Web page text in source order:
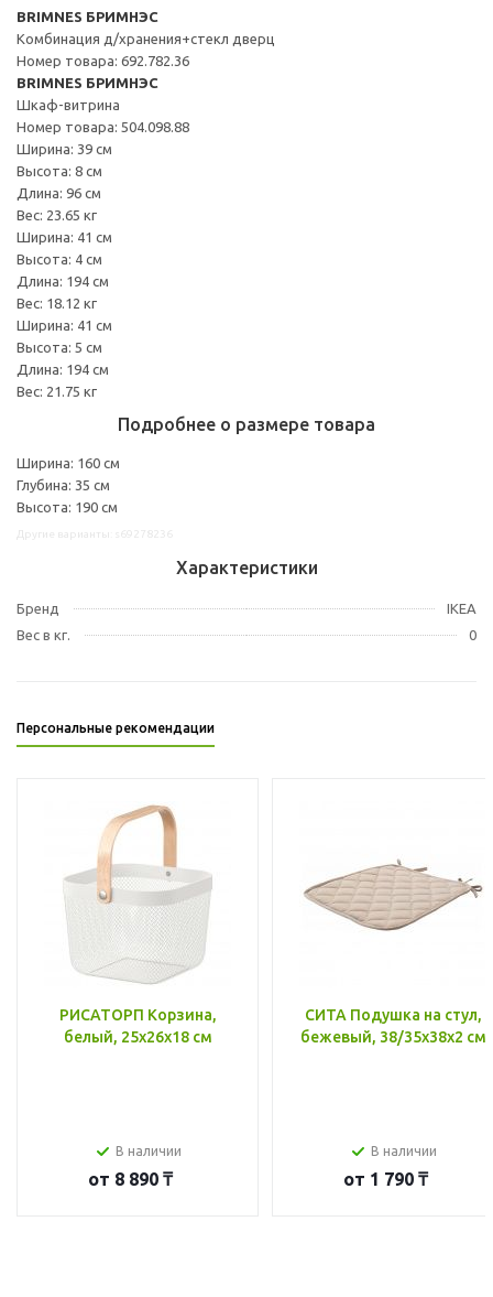
BRIMNES БРИМНЭС
Комбинация д/хранения+стекл дверц
Номер товара: 692.782.36
BRIMNES БРИМНЭС
Шкаф-витрина
Номер товара: 504.098.88
Ширина: 39 см
Высота: 8 см
Длина: 96 см
Вес: 23.65 кг
Ширина: 41 см
Высота: 4 см
Длина: 194 см
Вес: 18.12 кг
Ширина: 41 см
Высота: 5 см
Длина: 194 см
Вес: 21.75 кг
Подробнее о размере товара
Ширина: 160 см
Глубина: 35 см
Высота: 190 см
Характеристики
Бренд
IKEA
Вес в кг.
0
Персональные рекомендации
РИСАТОРП Корзина,
белый, 25x26x18 см
В наличии
от 8 890 ₸
СИТА Подушка на стул,
бежевый, 38/35x38x2 см
В наличии
от 1 790 ₸